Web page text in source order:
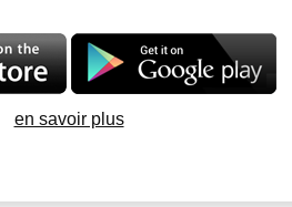
en savoir plus